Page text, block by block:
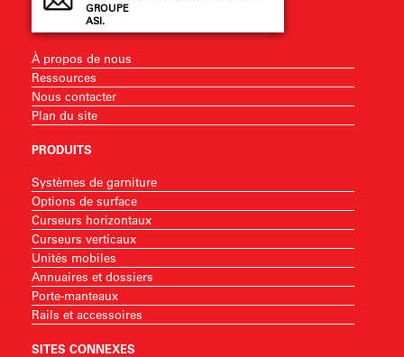
GROUPE
ASI.
À propos de nous
Ressources
Nous contacter
Plan du site
PRODUITS
Systèmes de garniture
Options de surface
Curseurs horizontaux
Curseurs verticaux
Unités mobiles
Annuaires et dossiers
Porte-manteaux
Rails et accessoires
SITES CONNEXES